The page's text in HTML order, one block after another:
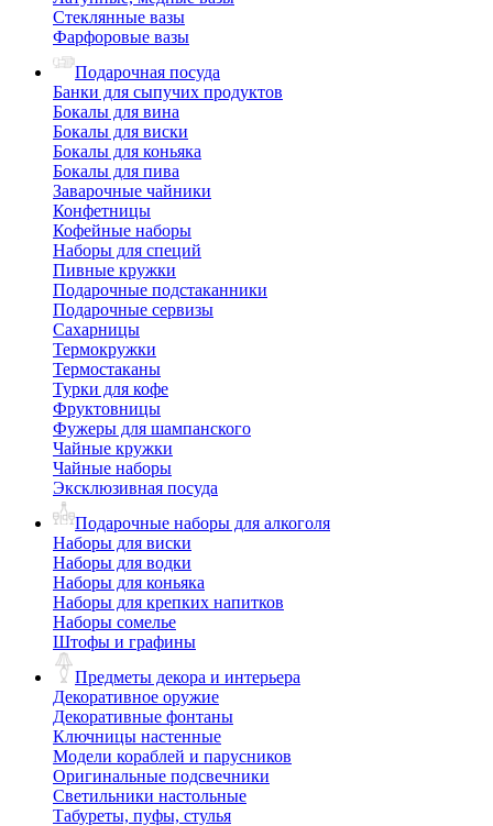
Стеклянные вазы
Фарфоровые вазы
Подарочная посуда
Банки для сыпучих продуктов
Бокалы для вина
Бокалы для виски
Бокалы для коньяка
Бокалы для пива
Заварочные чайники
Конфетницы
Кофейные наборы
Наборы для специй
Пивные кружки
Подарочные подстаканники
Подарочные сервизы
Сахарницы
Термокружки
Термостаканы
Турки для кофе
Фруктовницы
Фужеры для шампанского
Чайные кружки
Чайные наборы
Эксклюзивная посуда
Подарочные наборы для алкоголя
Наборы для виски
Наборы для водки
Наборы для коньяка
Наборы для крепких напитков
Наборы сомелье
Штофы и графины
Предметы декора и интерьера
Декоративное оружие
Декоративные фонтаны
Ключницы настенные
Модели кораблей и парусников
Оригинальные подсвечники
Светильники настольные
Табуреты, пуфы, стулья